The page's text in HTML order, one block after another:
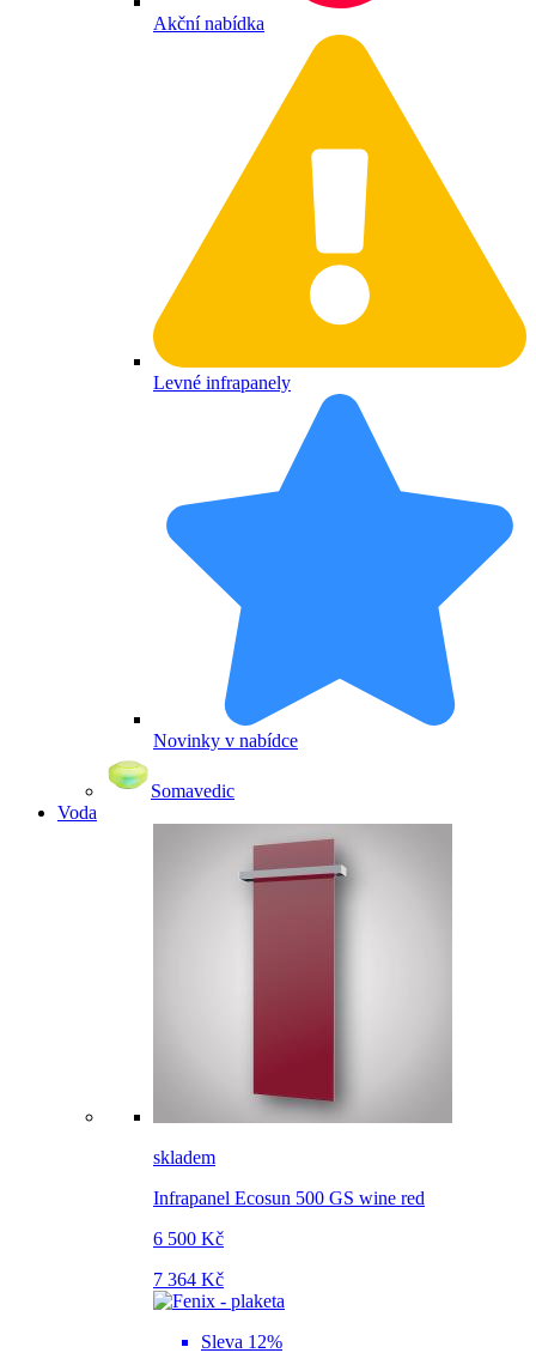
Akční nabídka
Levné infrapanely
Novinky v nabídce
Somavedic
Voda
skladem
Infrapanel Ecosun 500 GS wine red
6 500 Kč
7 364 Kč
Sleva 12%